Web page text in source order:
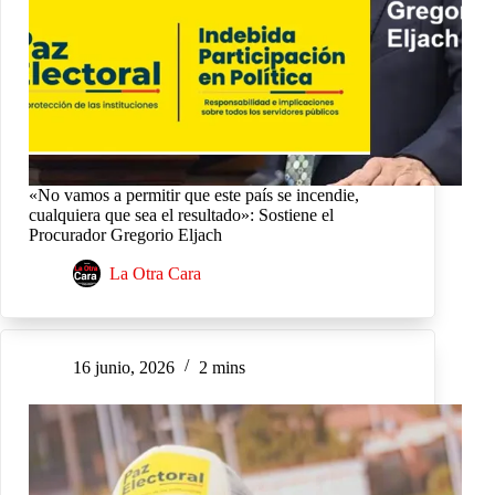
«No vamos a permitir que este país se incendie,
cualquiera que sea el resultado»: Sostiene el
Procurador Gregorio Eljach
La Otra Cara
16 junio, 2026 2 mins